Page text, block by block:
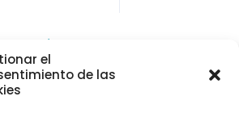
el
de las
de Asipo
1 - 1ª planta - Of. 33